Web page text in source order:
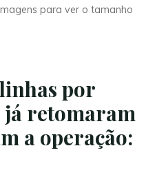
para ver o tamanho
por
já retomaram
a operação: